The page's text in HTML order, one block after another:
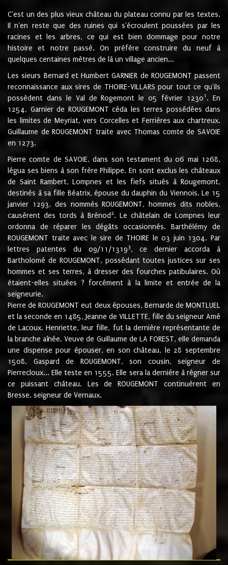
C'est un des plus vieux château du plateau connu par les textes.
Il n'en reste que des ruines qui s'écroulent poussées par les
racines et les arbres, ce qui est bien dommage pour notre
histoire et notre passé. On préfère construire du neuf à
quelques centaines mètres de là un village ancien...
Les sieurs Bernard et Humbert GARNIER de ROUGEMONT passent
reconnaissance aux sires de THOIRE-VILLARS pour tout ce qu'ils
possèdent dans le Val de Rogemont le 05 février 12301 . En
1254, Garnier de ROUGEMONT céda les terres possédées dans
les limites de Meyriat, vers Corcelles et Ferrières aux chartreux.
Guillaume de ROUGEMONT traite avec Thomas comte de SAVOIE
en 1273.
Pierre comte de SAVOIE, dans son testament du 06 mai 1268,
légua ses biens à son frère Philippe. En sont exclus les châteaux
de Saint Rambert, Lompnes et les fiefs situés à Rougemont,
destinés à sa fille Béatrix, épouse du dauphin du Viennois. Le 15
janvier 1293, des nommés ROUGEMONT, hommes dits nobles,
causèrent des tords à Brénod 2. Le châtelain de Lompnes leur
ordonna de réparer les dégâts occasionnés. Barthélémy de
ROUGEMONT traite avec le sire de THOIRE le 03 juin 1304. Par
lettres patentes du 09/11/13193, ce dernier accorda à
Bartholomé de ROUGEMONT, possédant toutes justices sur ses
hommes et ses terres, à dresser des fourches patibulaires. Où
étaient-elles situées ? forcément à la limite et entrée de la
seigneurie.
Pierre de ROUGEMONT eut deux épouses, Bernarde de MONTLUEL
et la seconde en 1485, Jeanne de VILLETTE, fille du seigneur Amé
de Lacoux. Henriette, leur fille, fut la dernière représentante de
la branche aînée. Veuve de Guillaume de LA FOREST, elle demanda
une dispense pour épouser, en son château, le 28 septembre
1508, Gaspard de ROUGEMONT, son cousin, seigneur de
Pierrecloux... Elle teste en 1555. Elle sera la dernière à régner sur
ce puissant château. Les de ROUGEMONT continuèrent en
Bresse, seigneur de Vernaux.